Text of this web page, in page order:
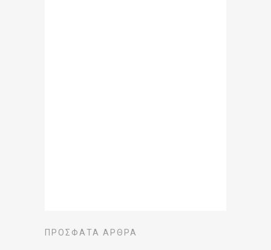
ΠΡΌΣΦΑΤΑ ΆΡΘΡΑ